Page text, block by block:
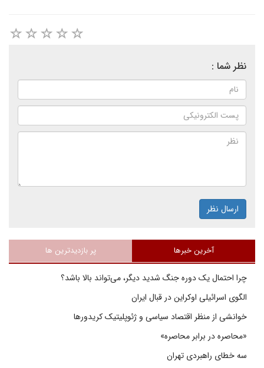
نظر شما :
ارسال نظر
آخرین خبرها پر بازدیدترین ها
چرا احتمال یک دوره جنگ شدید دیگر، می‌تواند بالا باشد؟
الگوی اسرائیلی اوکراین در قبال ایران
خوانشی از منظر اقتصاد سیاسی و ژئوپلیتیک کریدورها
«محاصره در برابر محاصره»
سه خطای راهبردی تهران